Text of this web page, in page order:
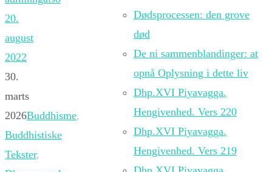
20.
august
2022
30.
marts
2026Buddhisme,
Buddhistiske
Tekster,
Dødsprocessen: den grove
død
De ni sammenblandinger: at
opnå Oplysning i dette liv
Dhp.XVI Piyavagga.
Hengivenhed. Vers 220
Dhp.XVI Piyavagga.
Hengivenhed. Vers 219